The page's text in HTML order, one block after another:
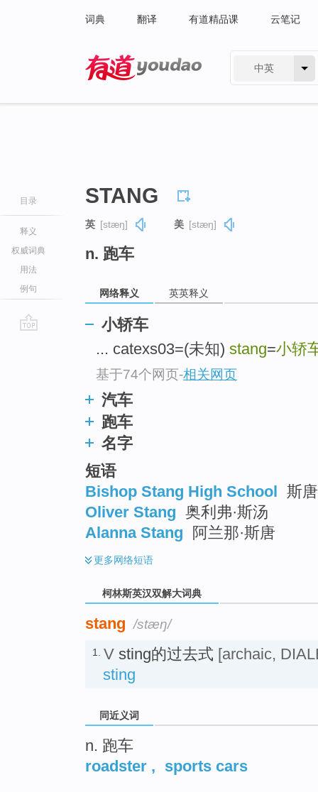
词典 翻译 有道精品课 云笔记
中英
目录
释义
权威词典
用法
例句
STANG
英 [stæŋ] 美 [stæŋ]
n. 跑车
网络释义 英英释义
小轿车
... catexs03=(未知) stang=小轿
基于74个网页-相关网页
汽车
跑车
名字
短语
Bishop Stang High School 斯
Oliver Stang 奥利弗·斯汤
Alanna Stang
阿兰那·斯唐
更多网络短语
柯林斯英汉双解大词典
stang /stæŋ/
1. V sting的过去式 [archaic,
sting
同近义词
n. 跑车
roadster , sports cars